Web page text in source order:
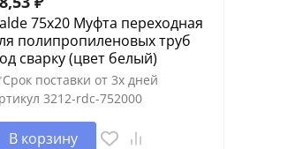
75x20 Муфта переходная
полипропиленовых труб
сварку (цвет белый)
Срок поставки от 3х дней
3212-rdc-752000
В корзину